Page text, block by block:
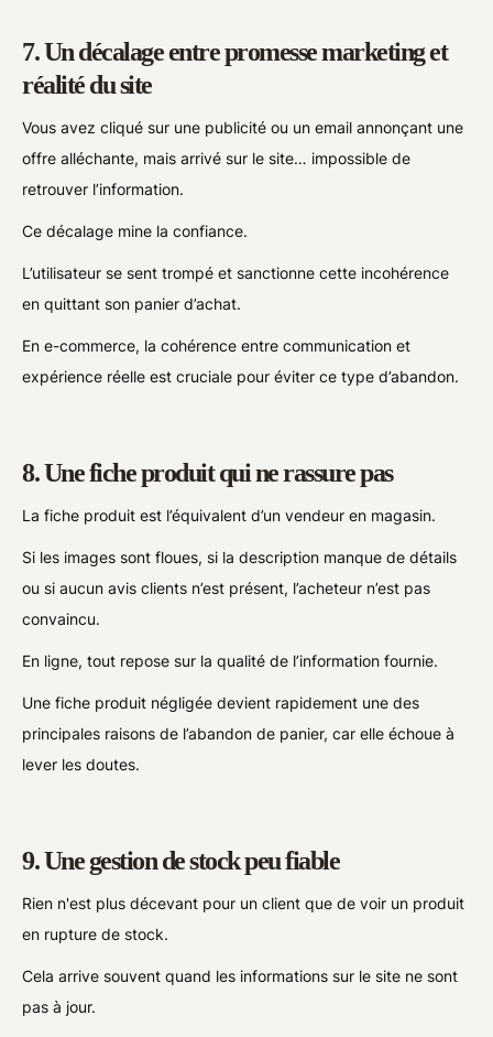
7. Un décalage entre promesse marketing et
réalité du site
Vous avez cliqué sur une publicité ou un email annonçant une
offre alléchante, mais arrivé sur le site… impossible de
retrouver l’information.
Ce décalage mine la confiance.
L’utilisateur se sent trompé et sanctionne cette incohérence
en quittant son panier d’achat.
En e-commerce, la cohérence entre communication et
expérience réelle est cruciale pour éviter ce type d’abandon.
8. Une fiche produit qui ne rassure pas
La fiche produit est l’équivalent d’un vendeur en magasin.
Si les images sont floues, si la description manque de détails
ou si aucun avis clients n’est présent, l’acheteur n’est pas
convaincu.
En ligne, tout repose sur la qualité de l’information fournie.
Une fiche produit négligée devient rapidement une des
principales raisons de l’abandon de panier, car elle échoue à
lever les doutes.
9. Une gestion de stock peu fiable
Rien n'est plus décevant pour un client que de voir un produit
en rupture de stock.
Cela arrive souvent quand les informations sur le site ne sont
pas à jour.